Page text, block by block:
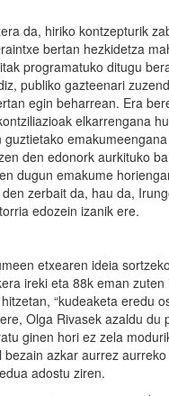
da, hiriko kontzepturik
bertan hezkidetza
programatuko ditugu
publiko gazteenari
egin beharrean. Era
elkarrengana
den edonork aurkituko
dugun emakume
zerbait da, hau da,
edozein izanik ere.
etxearen ideia
ireki eta 88k eman
“kudeaketa eredu
Olga Rivasek azaldu
ginen hori ez zela
azkar aurrez
adostu ziren.